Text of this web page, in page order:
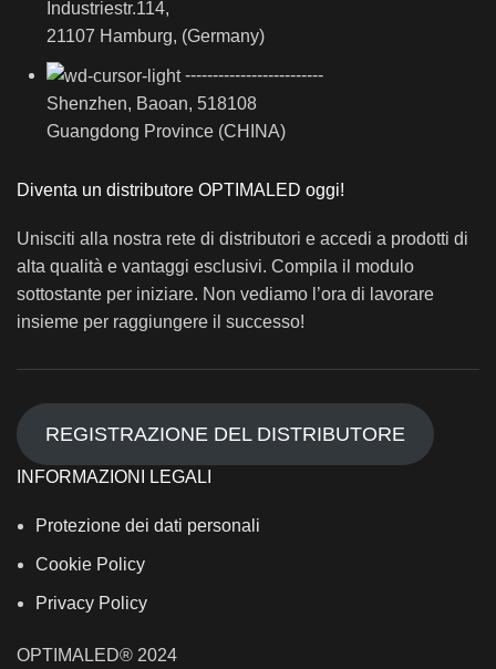
Industriestr.114,
21107 Hamburg, (Germany)
-------------------------
Shenzhen, Baoan, 518108
Guangdong Province (CHINA)
Diventa un distributore OPTIMALED oggi!
Unisciti alla nostra rete di distributori e accedi a prodotti di
alta qualità e vantaggi esclusivi. Compila il modulo
sottostante per iniziare. Non vediamo l’ora di lavorare
insieme per raggiungere il successo!
REGISTRAZIONE DEL DISTRIBUTORE
INFORMAZIONI LEGALI
Protezione dei dati personali
Cookie Policy
Privacy Policy
OPTIMALED® 2024